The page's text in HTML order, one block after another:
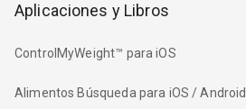
Aplicaciones y Libros
ControlMyWeight™ para iOS
Alimentos Búsqueda para iOS / Android